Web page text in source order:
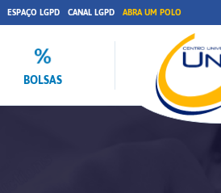
ESPAÇO LGPD CANAL LGPD ABRA UM POLO
BOLSAS